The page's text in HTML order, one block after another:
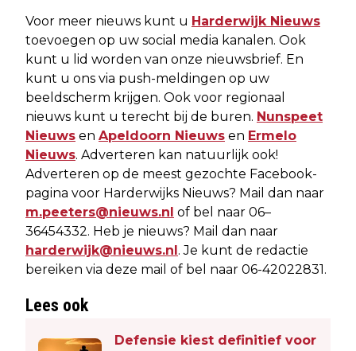
Voor meer nieuws kunt u Harderwijk Nieuws
toevoegen op uw social media kanalen. Ook
kunt u lid worden van onze nieuwsbrief. En
kunt u ons via push-meldingen op uw
beeldscherm krijgen. Ook voor regionaal
nieuws kunt u terecht bij de buren. Nunspeet
Nieuws en Apeldoorn Nieuws en Ermelo
Nieuws. Adverteren kan natuurlijk ook!
Adverteren op de meest gezochte Facebook-
pagina voor Harderwijks Nieuws? Mail dan naar
m.peeters@nieuws.nl of bel naar 06–
36454332. Heb je nieuws? Mail dan naar
harderwijk@nieuws.nl. Je kunt de redactie
bereiken via deze mail of bel naar 06-42022831.
Lees ook
Defensie kiest definitief voor